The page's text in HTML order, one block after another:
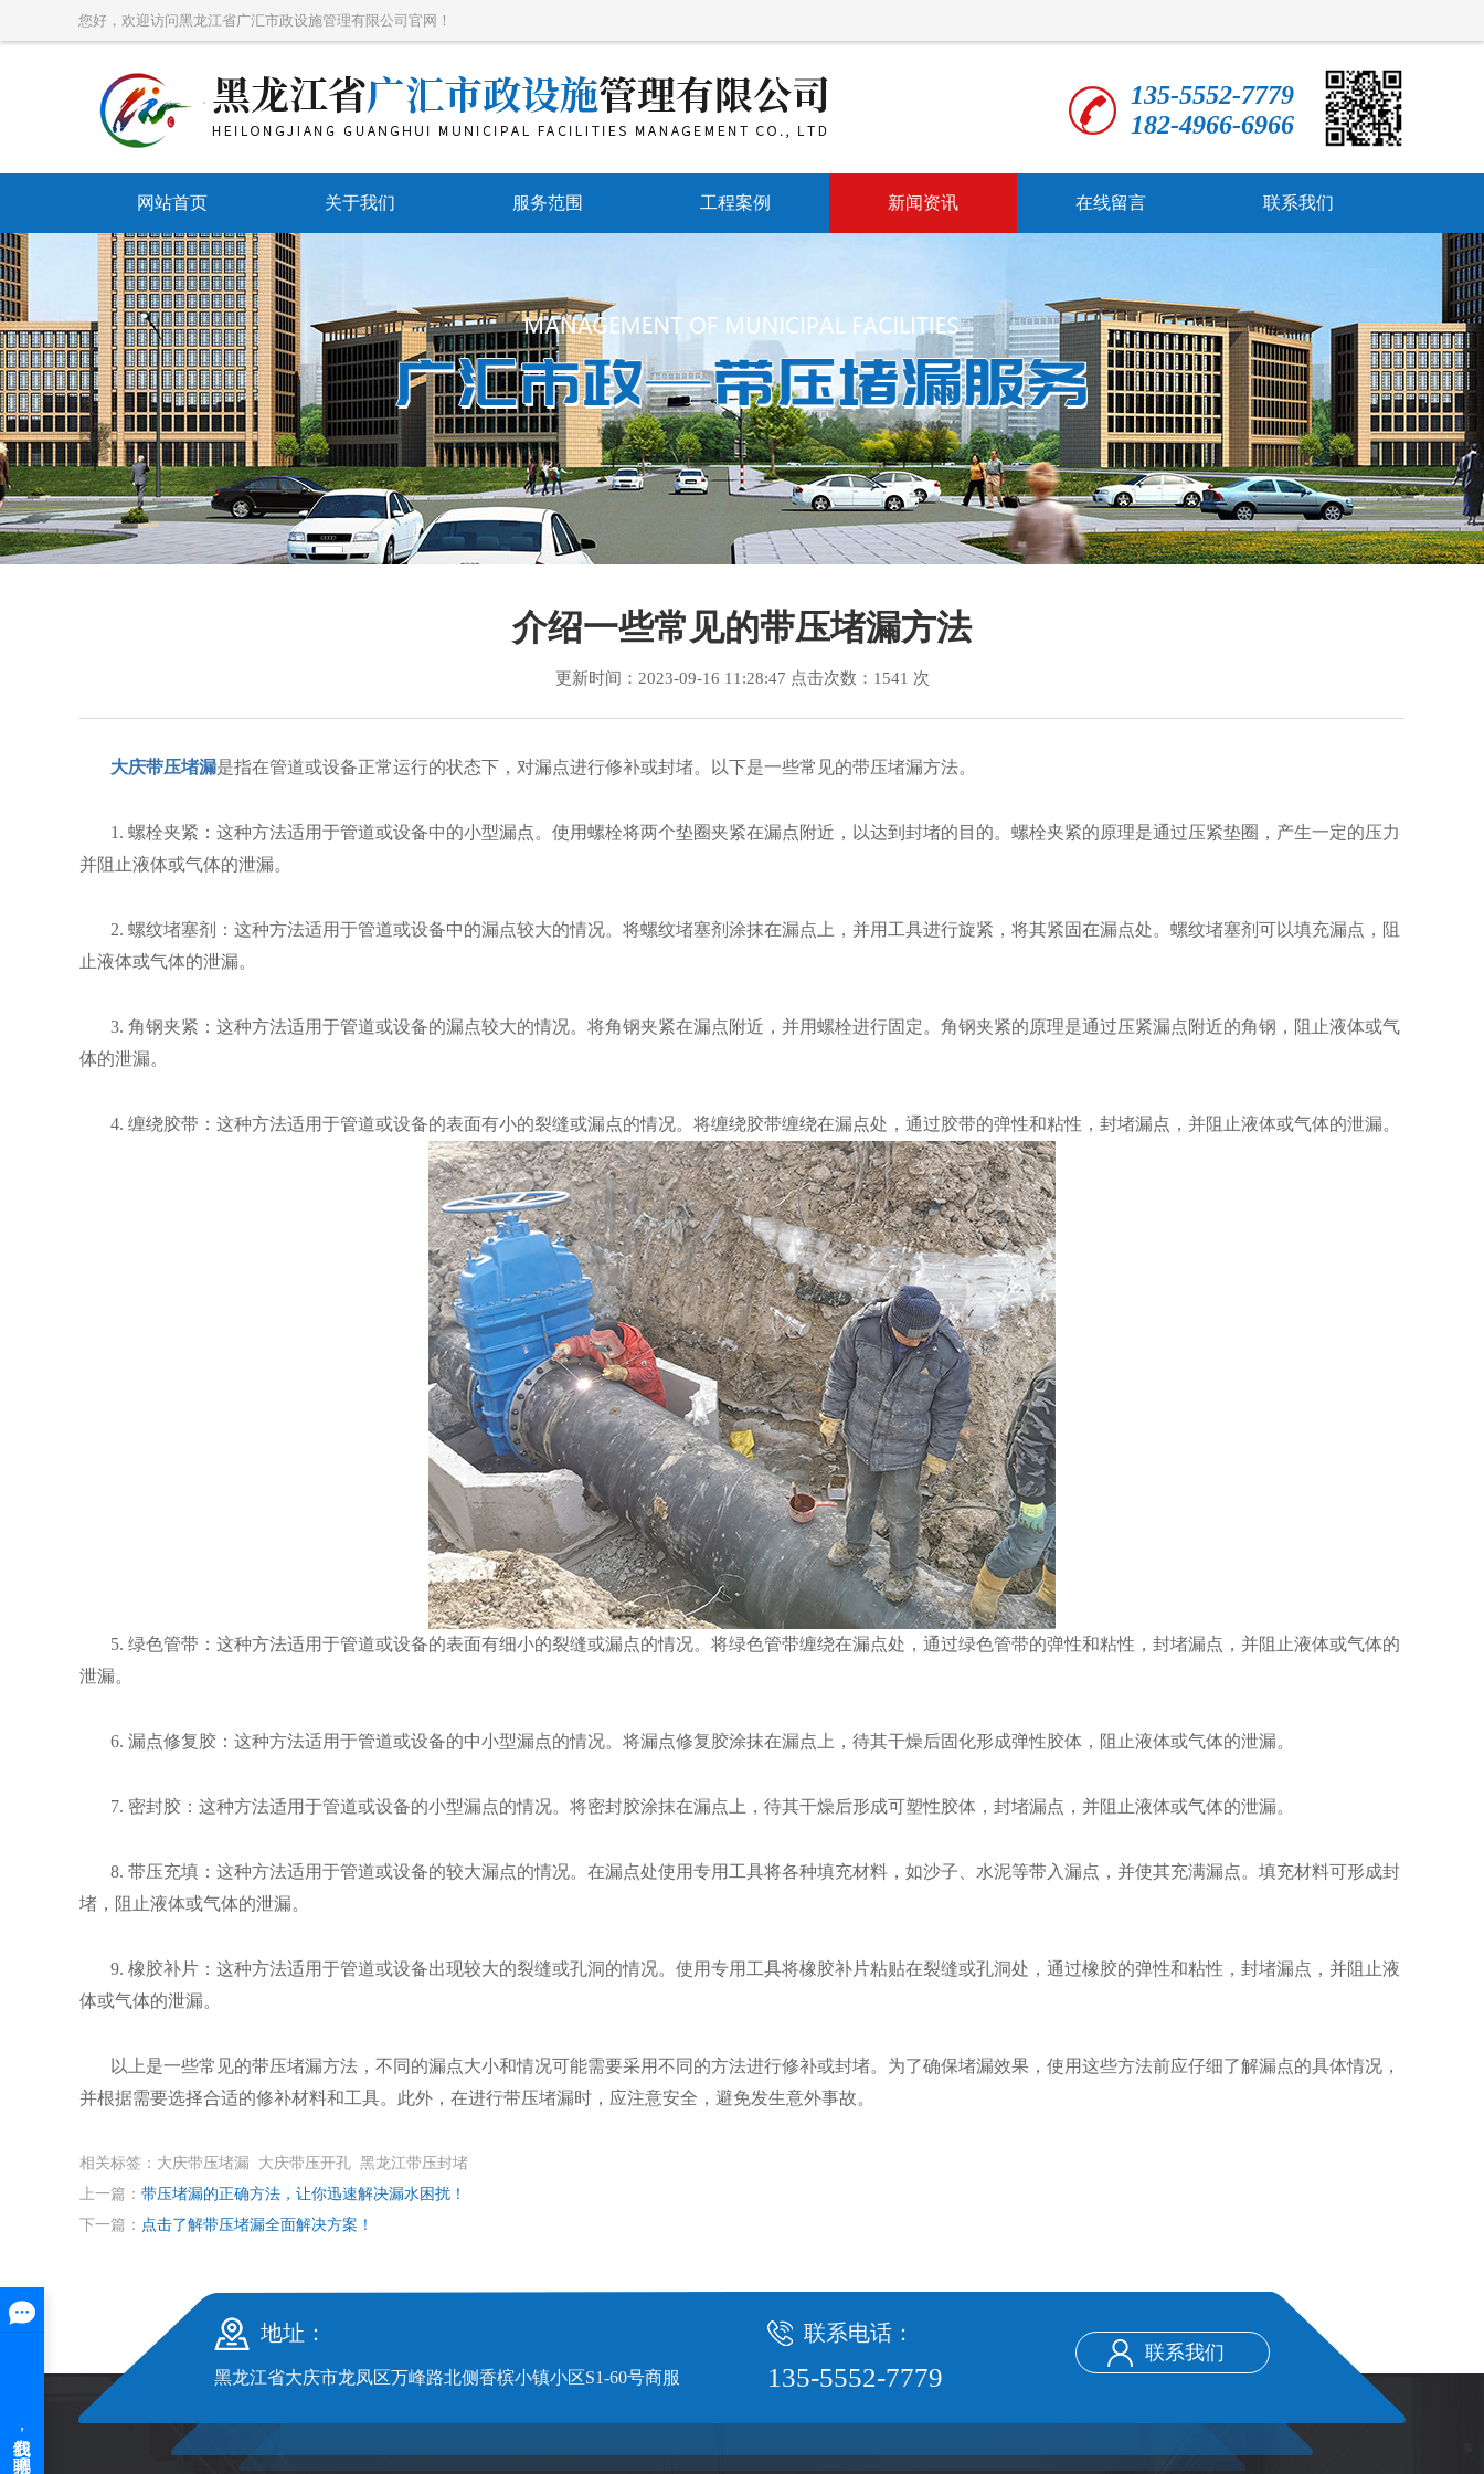
您好，欢迎访问黑龙江省广汇市政设施管理有限公司官网！
135-5552-7779
182-4966-6966
网站首页 关于我们 服务范围
带压开孔
带压封堵
水刀防爆切割
管道维修
市政管网维护抢修
销售各个型号卡具
工程案例 新闻资讯
常见问题
在线留言 联系我们
介绍一些常见的带压堵漏方法
更新时间：2023-09-16 11:28:47 点击次数：1541 次
大庆带压堵漏是指在管道或设备正常运行的状态下，对漏点进行修补或封堵。以下是一些常见的带压堵漏方法。
1. 螺栓夹紧：这种方法适用于管道或设备中的小型漏点。使用螺栓将两个垫圈夹紧在漏点附近，以达到封堵的目的。螺栓夹紧的原理是通过压紧垫圈，产生一定的压力
并阻止液体或气体的泄漏。
2. 螺纹堵塞剂：这种方法适用于管道或设备中的漏点较大的情况。将螺纹堵塞剂涂抹在漏点上，并用工具进行旋紧，将其紧固在漏点处。螺纹堵塞剂可以填充漏点，阻
止液体或气体的泄漏。
3. 角钢夹紧：这种方法适用于管道或设备的漏点较大的情况。将角钢夹紧在漏点附近，并用螺栓进行固定。角钢夹紧的原理是通过压紧漏点附近的角钢，阻止液体或气
体的泄漏。
4. 缠绕胶带：这种方法适用于管道或设备的表面有小的裂缝或漏点的情况。将缠绕胶带缠绕在漏点处，通过胶带的弹性和粘性，封堵漏点，并阻止液体或气体的泄漏。
5. 绿色管带：这种方法适用于管道或设备的表面有细小的裂缝或漏点的情况。将绿色管带缠绕在漏点处，通过绿色管带的弹性和粘性，封堵漏点，并阻止液体或气体的
泄漏。
6. 漏点修复胶：这种方法适用于管道或设备的中小型漏点的情况。将漏点修复胶涂抹在漏点上，待其干燥后固化形成弹性胶体，阻止液体或气体的泄漏。
7. 密封胶：这种方法适用于管道或设备的小型漏点的情况。将密封胶涂抹在漏点上，待其干燥后形成可塑性胶体，封堵漏点，并阻止液体或气体的泄漏。
8. 带压充填：这种方法适用于管道或设备的较大漏点的情况。在漏点处使用专用工具将各种填充材料，如沙子、水泥等带入漏点，并使其充满漏点。填充材料可形成封
堵，阻止液体或气体的泄漏。
9. 橡胶补片：这种方法适用于管道或设备出现较大的裂缝或孔洞的情况。使用专用工具将橡胶补片粘贴在裂缝或孔洞处，通过橡胶的弹性和粘性，封堵漏点，并阻止液
体或气体的泄漏。
以上是一些常见的带压堵漏方法，不同的漏点大小和情况可能需要采用不同的方法进行修补或封堵。为了确保堵漏效果，使用这些方法前应仔细了解漏点的具体情况，
并根据需要选择合适的修补材料和工具。此外，在进行带压堵漏时，应注意安全，避免发生意外事故。
相关标签：大庆带压堵漏 大庆带压开孔 黑龙江带压封堵
上一篇： 带压堵漏的正确方法，让你迅速解决漏水困扰！
下一篇： 点击了解带压堵漏全面解决方案！
地址：
黑龙江省大庆市龙凤区万峰路北侧香槟小镇小区S1-60号商服
联系电话：
135-5552-7779
联系我们